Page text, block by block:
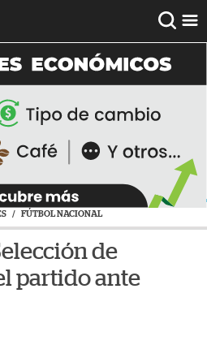
/ FÚTBOL NACIONAL
de
partido ante